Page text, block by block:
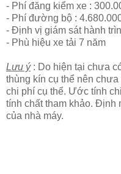
- Phí đăng kiểm xe :
- Phí đường bộ :
- Định vị giám sát hành
- Phù hiệu xe tải 7 năm
Lưu ý: Do hiện tại chưa
thùng kín cụ thể nên
chi phí cụ thể. Ước tính
tính chất tham khảo. Định
của nhà máy.